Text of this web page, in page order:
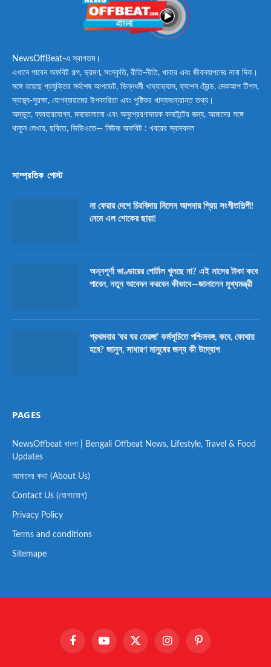
NewsOffBeat-এ স্বাগতম।
এখানে পাবেন অফবিট গল্প, ভ্রমণ, সংস্কৃতি, রীতি-নীতি, খাবার এবং জীবনযাপনের নানা দিক।
সঙ্গে রয়েছে প্রযুক্তির সর্বশেষ আপডেট, ভিন্নধর্মী খাদ্যাভ্যাস, ফ্যাশন ট্রেন্ড, মেকআপ টিপস,
স্বাস্থ্য-সুরক্ষা, যোগব্যায়ামের উপকারিতা এবং পুষ্টিকর খাদ্যসংক্রান্ত তথ্য।
অদ্ভুত, ব্যবহারযোগ্য, মনভোলানো এবং অনুপ্রেরণাদায়ক কনটেন্টের জন্য, আমাদের সঙ্গে
থাকুন লেখায়, ছবিতে, ভিডিওতে— নিউজ অফবিট : খবরের স্বাদবদল
সাম্প্রতিক পোস্ট
না ফেরার দেশে চিরবিদায় নিলেন আপনার প্রিয় সংগীতশিল্পী!
নেমে এল শোকের ছায়া!
অন্নপূর্ণা ভাণ্ডারের পোর্টাল খুলছে না? এই মাসের টাকা কবে
পাবেন, নতুন আবেদন করবেন কীভাবে—জানালেন মুখ্যমন্ত্রী
প্রথমবার ‘ঘর ঘর তেরঙ্গা’ কর্মসূচিতে পশ্চিমবঙ্গ, কবে, কোথায়
হবে? জানুন, সাধারণ মানুষের জন্য কী উদ্যোগ
PAGES
NewsOffbeat বাংলা | Bengali Offbeat News, Lifestyle, Travel & Food
Updates
আমাদের কথা (About Us)
Contact Us (যোগাযোগ)
Privacy Policy
Terms and conditions
Sitemape
FacebookYouTube X
InstagramPinterest